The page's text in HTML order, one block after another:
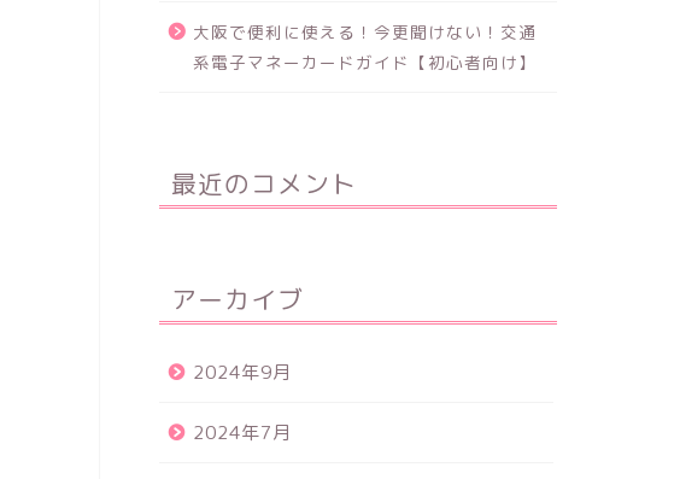
大阪で便利に使える！今更聞けない！交通
系電子マネーカードガイド【初心者向け】
最近のコメント
アーカイブ
2024年9月
2024年7月